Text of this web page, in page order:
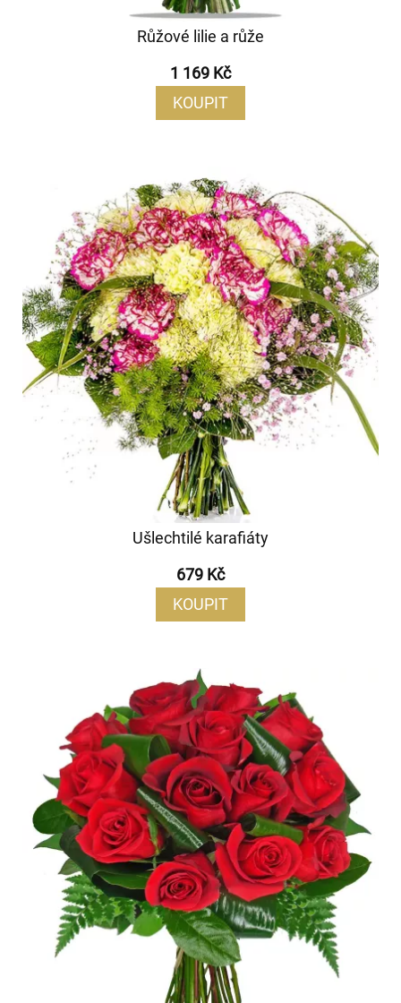
Růžové lilie a růže
1 169 Kč
KOUPIT
Ušlechtilé karafiáty
679 Kč
KOUPIT